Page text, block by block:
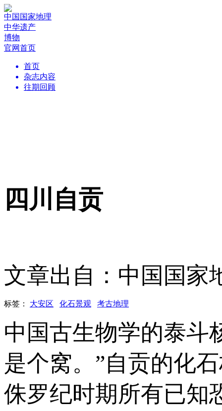
中国国家地理
中华遗产
博物
官网首页
首页
杂志内容
往期回顾
四川自贡
文章出自：中国国家
标签： 大安区 化石景观 考古地理
中国古生物学的泰斗
是个窝。”自贡的化
侏罗纪时期所有已知